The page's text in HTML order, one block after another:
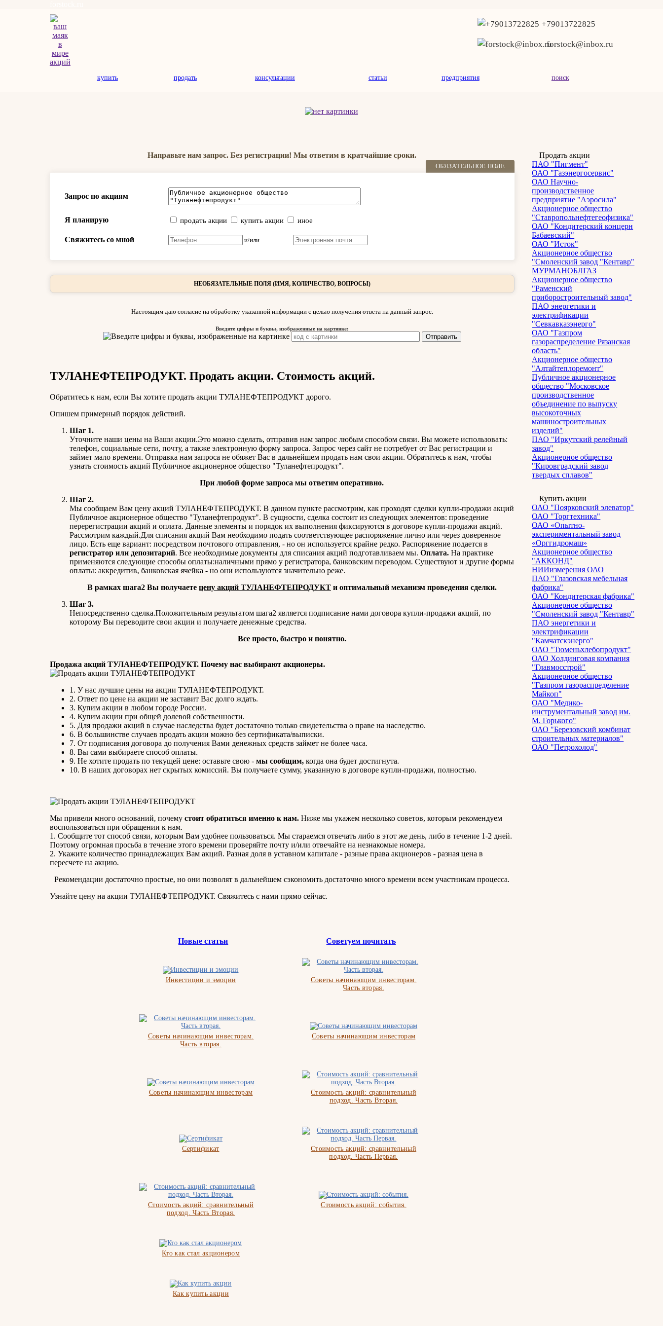
+79013722825
forstock@inbox.ru
купить продать консультации статьи предприятия поиск
Направьте нам запрос. Без регистрации! Мы ответим в кратчайшие сроки.
ОБЯЗАТЕЛЬНОЕ ПОЛЕ
Запрос по акциям
Я планирую продать акции купить акции иное
Свяжитесь со мной и/или
НЕОБЯЗАТЕЛЬНЫЕ ПОЛЯ (ИМЯ, КОЛИЧЕСТВО, ВОПРОСЫ)
Настоящим даю согласие на обработку указанной информации с целью получения ответа на данный запрос.
Введите цифры и буквы, изображенные на картинке:
ТУЛАНЕФТЕПРОДУКТ. Продать акции. Стоимость акций.
Обратитесь к нам, если Вы хотите продать акции ТУЛАНЕФТЕПРОДУКТ дорого.
Опишем примерный порядок действий.
Шаг 1.
Уточните наши цены на Ваши акции.Это можно сделать, отправив нам запрос любым способом связи. Вы можете использовать:
телефон, социальные сети, почту, а также электронную форму запроса. Запрос через сайт не потребует от Вас регистрации и
займет мало времени. Отправка нам запроса не обяжет Вас в дальнейшем продать нам свои акции. Обратитесь к нам, чтобы
узнать стоимость акций Публичное акционерное общество "Туланефтепродукт".
При любой форме запроса мы ответим оперативно.
Шаг 2.
Мы сообщаем Вам цену акций ТУЛАНЕФТЕПРОДУКТ. В данном пункте рассмотрим, как проходят сделки купли-продажи акций
Публичное акционерное общество "Туланефтепродукт". В сущности, сделка состоит из следующих элементов: проведение
перерегистрации акций и оплата. Данные элементы и порядок их выполнения фиксируются в договоре купли-продажи акций.
Рассмотрим каждый.Для списания акций Вам необходимо подать соответствующее распоряжение лично или через доверенное
лицо. Есть еще вариант: посредством почтового отправления, - но он используется крайне редко. Распоряжение подается в
регистратор или депозитарий. Все необходимые документы для списания акций подготавливаем мы. Оплата. На практике
применяются следующие способы оплаты:наличными прямо у регистратора, банковским переводом. Существуют и другие формы
оплаты: аккредитив, банковская ячейка - но они используются значительно реже.
В рамках шага2 Вы получаете цену акций ТУЛАНЕФТЕПРОДУКТи оптимальный механизм проведения сделки.
Шаг 3.
Непосредственно сделка.Положительным результатом шага2 является подписание нами договора купли-продажи акций, по
которому Вы переводите свои акции и получаете денежные средства.
Все просто, быстро и понятно.
Продажа акций ТУЛАНЕФТЕПРОДУКТ. Почему нас выбирают акционеры.
1. У нас лучшие цены на акции ТУЛАНЕФТЕПРОДУКТ.
2. Ответ по цене на акции не заставит Вас долго ждать.
3. Купим акции в любом городе России.
4. Купим акции при общей долевой собственности.
5. Для продажи акций в случае наследства будет достаточно только свидетельства о праве на наследство.
6. В большинстве случаев продать акции можно без сертификата/выписки.
7. От подписания договора до получения Вами денежных средств займет не более часа.
8. Вы сами выбираете способ оплаты.
9. Не хотите продать по текущей цене: оставьте свою - мы сообщим,когда она будет достигнута.
10. В наших договорах нет скрытых комиссий. Вы получаете сумму, указанную в договоре купли-продажи, полностью.
Мы привели много оснований, почему стоит обратиться именно к нам.Ниже мы укажем несколько советов, которым рекомендуем
воспользоваться при обращении к нам.
1. Сообщите тот способ связи, которым Вам удобнее пользоваться. Мы стараемся отвечать либо в этот же день, либо в течение 1-2 дней.
Поэтому огромная просьба в течение этого времени проверяйте почту и/или отвечайте на незнакомые номера.
2. Укажите количество принадлежащих Вам акций. Разная доля в уставном капитале - разные права акционеров - разная цена в
пересчете на акцию.
Рекомендации достаточно простые, но они позволят в дальнейшем сэкономить достаточно много времени всем участникам процесса.
Узнайте цену на акции ТУЛАНЕФТЕПРОДУКТ. Свяжитесь с нами прямо сейчас.
Новые статьи Советуем почитать
Инвестиции и эмоции
Советы начинающим инвесторам.
Часть вторая.
Советы начинающим инвесторам.
Часть вторая.
Советы начинающим инвесторам
Советы начинающим инвесторам
Стоимость акций: сравнительный
подход. Часть Вторая.
Сертификат
Стоимость акций: сравнительный
подход. Часть Первая.
Стоимость акций: сравнительный
подход. Часть Вторая.
Стоимость акций: события.
Кто как стал акционером
Как купить акции
Продать акции
ПАО "Пигмент"
ОАО "Газэнергосервис"
ОАО Научно-
производственное
предприятие "Аэросила"
Акционерное общество
"Ставропольнефтегеофизика"
ОАО "Кондитерский концерн
Бабаевский"
ОАО "Исток"
Акционерное общество
"Смоленский завод "Кентавр"
МУРМАНОБЛГАЗ
Акционерное общество
"Раменский
приборостроительный завод"
ПАО энергетики и
электрификации
"Севкавказэнерго"
ОАО "Газпром
газораспределение Рязанская
область"
Акционерное общество
"Алтайтеплоремонт"
Публичное акционерное
общество "Московское
производственное
объединение по выпуску
высокоточных
машиностроительных
изделий"
ПАО "Иркутский релейный
завод"
Акционерное общество
"Кировградский завод
твердых сплавов"
Купить акции
ОАО "Поярковский элеватор"
ОАО "Торгтехника"
ОАО «Опытно-
экспериментальный завод
«Орггидромаш»
Акционерное общество
"АККОНД"
НИИизмерения ОАО
ПАО "Глазовская мебельная
фабрика"
ОАО "Кондитерская фабрика"
Акционерное общество
"Смоленский завод "Кентавр"
ПАО энергетики и
электрификации
"Камчатскэнерго"
ОАО "Тюменьхлебопродукт"
ОАО Холдинговая компания
"Главмосстрой"
Акционерное общество
"Газпром газораспределение
Майкоп"
ОАО "Медико-
инструментальный завод им.
М. Горького"
ОАО "Березовский комбинат
строительных материалов"
ОАО "Петрохолод"